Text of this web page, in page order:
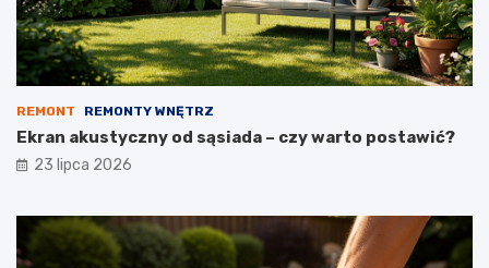
REMONT REMONTY WNĘTRZ
Ekran akustyczny od sąsiada – czy warto postawić?
23 lipca 2026